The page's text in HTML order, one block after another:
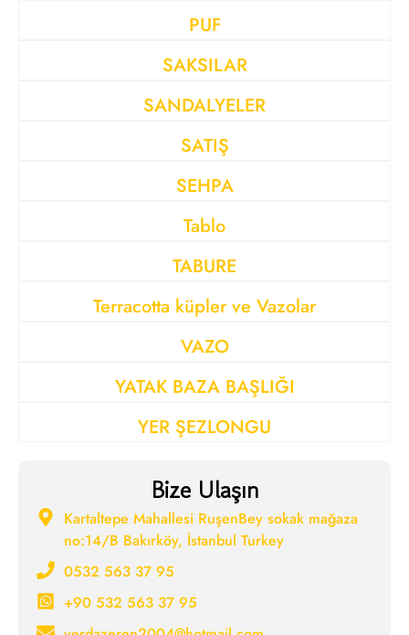
PUF
SAKSILAR
SANDALYELER
SATIŞ
SEHPA
Tablo
TABURE
Terracotta küpler ve Vazolar
VAZO
YATAK BAZA BAŞLIĞI
YER ŞEZLONGU
Bize Ulaşın
Kartaltepe Mahallesi RuşenBey sokak mağaza
no:14/B Bakırköy, İstanbul Turkey
0532 563 37 95
+90 532 563 37 95